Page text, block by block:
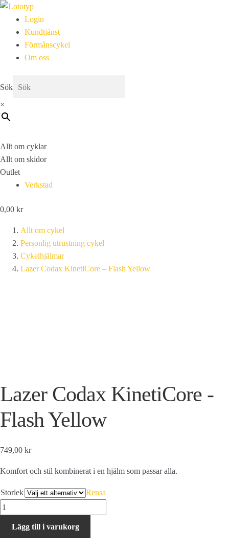
Login
Kundtjänst
Förmånscykel
Om oss
Sök
×
Allt om cyklar
Allt om skidor
Outlet
Verkstad
0,00 kr
Allt om cykel
Personlig utrustning cykel
Cykelhjälmar
Lazer Codax KinetiCore – Flash Yellow
Lazer Codax KinetiCore -
Flash Yellow
749,00 kr
Komfort och stil kombinerat i en hjälm som passar alla.
Storlek
Rensa
Lazer
Codax
KinetiCore
Lägg till i varukorg